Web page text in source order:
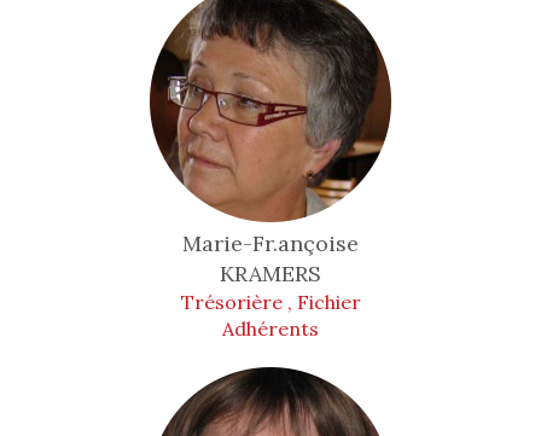
Marie-Fr.ançoise
KRAMERS
Trésorière , Fichier
Adhérents